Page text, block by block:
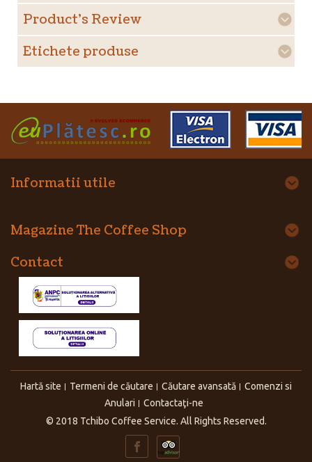
Product's Review
Etichete produse
Informatii utile
Magazine The Coffee Shop
Contact
Hartă site Termeni de căutare Căutare avansată
Comenzi si
Anulari
Contactaţi-ne
© 2018 Tchibo Coffee Service. All Rights Reserved.